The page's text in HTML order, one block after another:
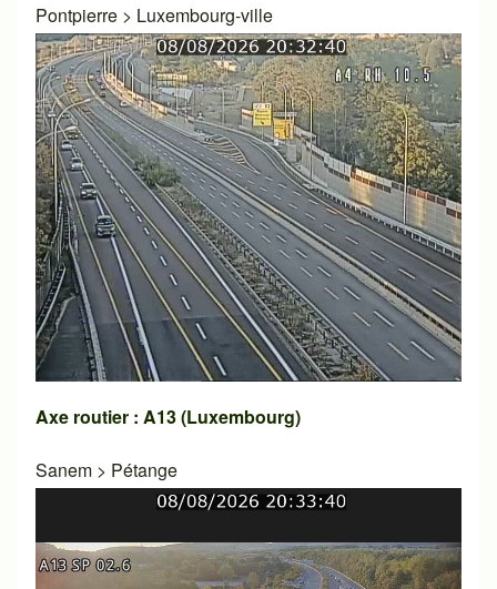
Pontpierre > Luxembourg-ville
Axe routier : A13 (Luxembourg)
Sanem > Pétange